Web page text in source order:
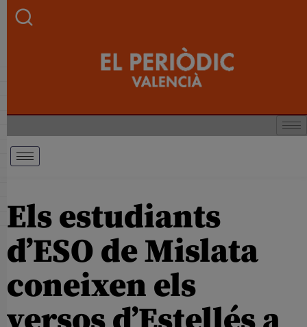
Els estudiants
d’ESO de Mislata
coneixen els